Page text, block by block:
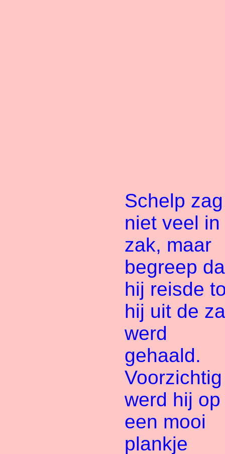
Schelp zag
niet veel in
zak, maar
begreep
hij reisde
hij uit de
werd
gehaald.
Voorzichtig
werd hij op
een mooi
plankje